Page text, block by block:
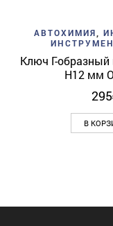
Add to wishlist
АВТОХИМИЯ
Ключ Г-
H12 мм
295
В